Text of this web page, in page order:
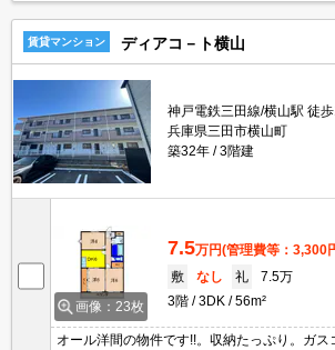
賃貸マンション ディアコ－ト横山
神戸電鉄三田線/横山駅 徒
兵庫県三田市横山町
築32年
3階建
画像：23枚
7.5万円(管理費等：3,300
敷
なし 礼
7.5万
3階
3DK 56m²
オール洋間の物件です!!。収納たっぷり。ガス